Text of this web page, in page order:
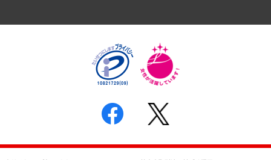
個人情報保護方針
反社会的勢力に対する基本方針
書面による個人情報の開示等の請求の手続きについて